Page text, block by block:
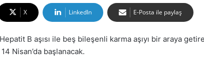
X LinkedIn E-Posta ile paylaş
Hepatit B aşısı ile beş bileşenli karma aşıyı bir araya
Nisan’da başlanacak.